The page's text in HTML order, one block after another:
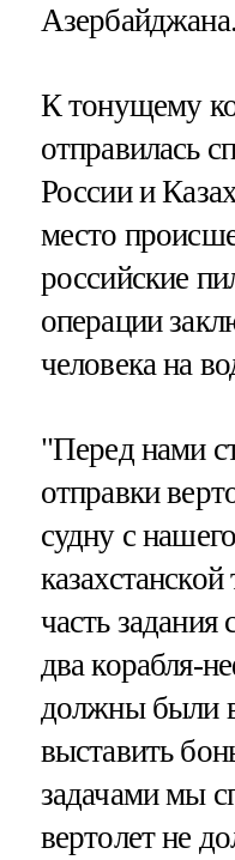
Азербайджана.
К тонущему
отправилась
России и
место
российские
операции
человека на
"Перед нами
отправки
судну с
часть задания
два корабля-
должны были
выставить
задачами мы
вертолет не